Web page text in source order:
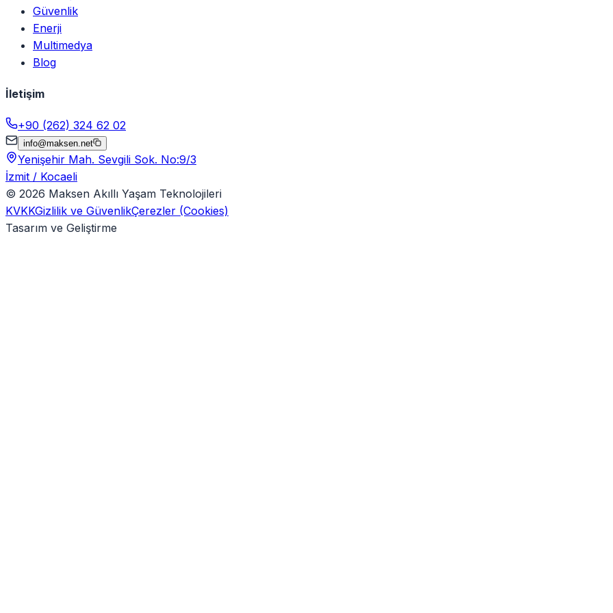
Güvenlik
Enerji
Multimedya
Blog
İletişim
+90 (262) 324 62 02
info@maksen.net
Yenişehir Mah. Sevgili Sok. No:9/3
İzmit / Kocaeli
© 2026 Maksen Akıllı Yaşam Teknolojileri
KVKKGizlilik ve GüvenlikÇerezler (Cookies)
Tasarım ve Geliştirme